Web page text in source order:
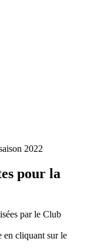
2022
pour la
par le Club
en cliquant sur le